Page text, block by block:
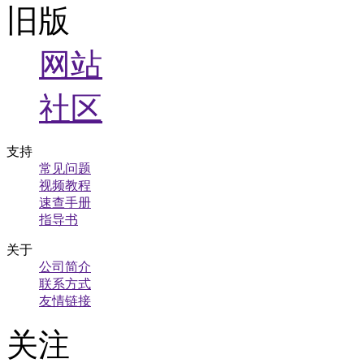
旧版
网站
社区
支持
常见问题
视频教程
速查手册
指导书
关于
公司简介
联系方式
友情链接
关注